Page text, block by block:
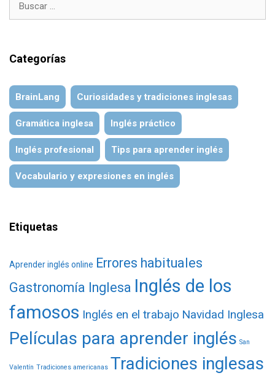
Categorías
BrainLang Curiosidades y tradiciones inglesas
Gramática inglesa Inglés práctico
Inglés profesional Tips para aprender inglés
Vocabulario y expresiones en inglés
Etiquetas
Aprender inglés online Errores habituales
Gastronomía Inglesa Inglés de los
famosos Inglés en el trabajo Navidad Inglesa
Películas para aprender inglés San
Valentín Tradiciones americanas Tradiciones inglesas